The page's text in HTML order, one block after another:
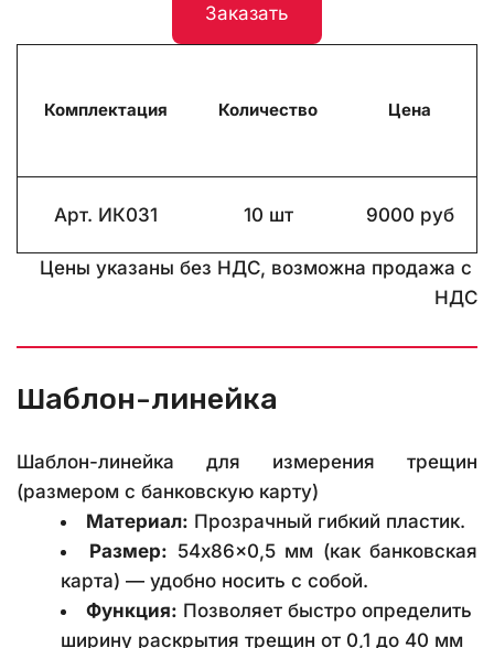
Заказать
Комплектация Количество Цена
Арт. ИК031 10 шт 9000 руб
Цены указаны без НДС, возможна продажа с
НДС
Шаблон-линейка
Шаблон-линейка для измерения трещин
(размером с банковскую карту)
Материал: Прозрачный гибкий пластик.
Размер: 54x86x0,5 мм (как банковская
карта) — удобно носить с собой.
Функция: Позволяет быстро определить
ширину раскрытия трещин от 0,1 до 40 мм